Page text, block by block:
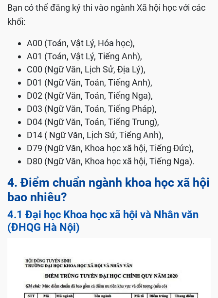
Bạn có thể đăng ký thi vào ngành Xã hội học với các
khối:
A00 (Toán, Vật Lý, Hóa học),
A01 (Toán, Vật Lý, Tiếng Anh),
C00 (Ngữ Văn, Lịch Sử, Địa Lý),
D01 (Ngữ Văn, Toán, Tiếng Anh),
D02 (Ngữ Văn, Toán, Tiếng Nga),
D03 (Ngữ Văn, Toán, Tiếng Pháp),
D04 (Ngữ Văn, Toán, Tiếng Trung),
D14 ( Ngữ Văn, Lịch Sử, Tiếng Anh),
D79 (Ngữ Văn, Khoa học xã hội, Tiếng Đức),
D80 (Ngữ Văn, Khoa học xã hội, Tiếng Nga).
4. Điểm chuẩn ngành khoa học xã hội
bao nhiêu?
4.1 Đại học Khoa học xã hội và Nhân văn
(ĐHQG Hà Nội)